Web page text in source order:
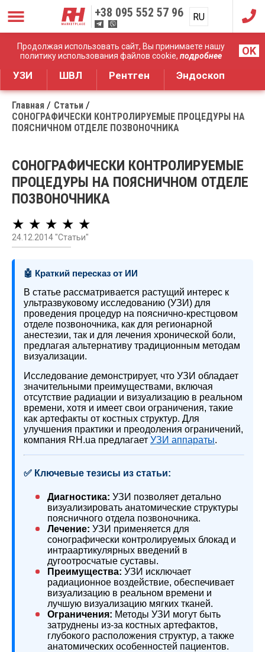
Продолжая использовать сайт, Вы принимаете нашу
политику использования файлов cookie, подробнее OK
+38 095 552 57 96 RU
UA
Дистрибуция медицинского оборудования
УЗИ ШВЛ Рентген Эндоскоп
Главная
Статьи
СОНОГРАФИЧЕСКИ КОНТРОЛИРУЕМЫЕ ПРОЦЕДУРЫ НА
ПОЯСНИЧНОМ ОТДЕЛЕ ПОЗВОНОЧНИКА
СОНОГРАФИЧЕСКИ КОНТРОЛИРУЕМЫЕ
ПРОЦЕДУРЫ НА ПОЯСНИЧНОМ ОТДЕЛЕ
ПОЗВОНОЧНИКА
★ ★ ★ ★ ★
24.12.2014 "Статьи"
🤖 Краткий пересказ от ИИ
В статье рассматривается растущий интерес к
ультразвуковому исследованию (УЗИ) для
проведения процедур на пояснично-крестцовом
отделе позвоночника, как для регионарной
анестезии, так и для лечения хронической боли,
предлагая альтернативу традиционным методам
визуализации.
Исследование демонстрирует, что УЗИ обладает
значительными преимуществами, включая
отсутствие радиации и визуализацию в реальном
времени, хотя и имеет свои ограничения, такие
как артефакты от костных структур. Для
улучшения практики и преодоления ограничений,
компания RH.ua предлагает УЗИ аппараты.
✅ Ключевые тезисы из статьи:
Диагностика: УЗИ позволяет детально
визуализировать анатомические структуры
поясничного отдела позвоночника.
Лечение: УЗИ применяется для
сонографически контролируемых блокад и
интраартикулярных введений в
дугоотросчатые суставы.
Преимущества: УЗИ исключает
радиационное воздействие, обеспечивает
визуализацию в реальном времени и
лучшую визуализацию мягких тканей.
Ограничения: Методы УЗИ могут быть
затруднены из-за костных артефактов,
глубокого расположения структур, а также
анатомических особенностей пациентов.